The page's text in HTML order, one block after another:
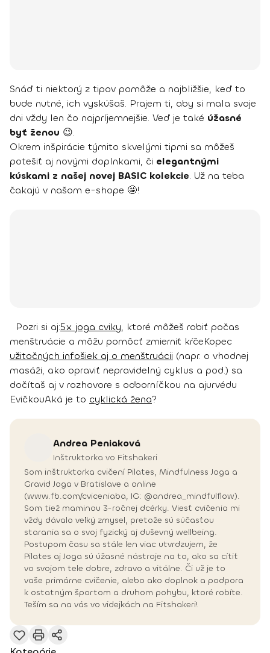
Snáď ti niektorý z tipov pomôže a najbližšie, keď to
bude nutné, ich vyskúšaš. Prajem ti, aby si mala svoje
dni vždy len čo najpríjemnejšie. Veď je také úžasné
byť ženou 😉.
Okrem inšpirácie týmito skvelými tipmi sa môžeš
potešiť aj novými doplnkami, či elegantnými
kúskami z našej novej BASIC kolekcie. Už na teba
čakajú v našom e-shope 🤩!
Pozri si aj:5x joga cviky, ktoré môžeš robiť počas
menštruácie a môžu pomôcť zmierniť kŕčeKopec
užitočných infošiek aj o menštruácii (napr. o vhodnej
masáži, ako opraviť nepravidelný cyklus a pod.) sa
dočítaš aj v rozhovore s odborníčkou na ajurvédu
EvičkouAká je to cyklická žena?
Andrea Peniaková
Inštruktorka vo Fitshakeri
Som inštruktorka cvičení Pilates, Mindfulness Joga a
Gravid Joga v Bratislave a online
(www.fb.com/cviceniaba, IG: @andrea_mindfulflow).
Som tiež maminou 3-ročnej dcérky. Viesť cvičenia mi
vždy dávalo veľký zmysel, pretože sú súčasťou
starania sa o svoj fyzický aj duševný wellbeing.
Postupom času sa stále len viac utvrdzujem, že
Pilates aj Joga sú úžasné nástroje na to, ako sa cítiť
vo svojom tele dobre, zdravo a vitálne. Či už je to
vaše primárne cvičenie, alebo ako doplnok a podpora
k ostatným športom a druhom pohybu, ktoré robíte.
Teším sa na vás vo videjkách na Fitshakeri!